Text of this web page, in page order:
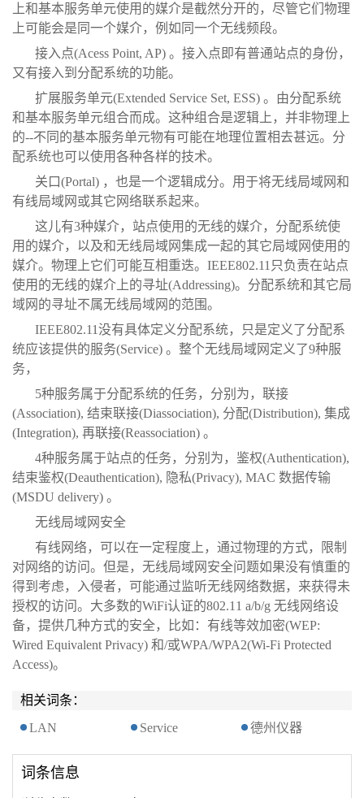
上和基本服务单元使用的媒介是截然分开的，尽管它们物理
上可能会是同一个媒介，例如同一个无线频段。
接入点(Acess Point, AP) 。接入点即有普通站点的身份，
又有接入到分配系统的功能。
扩展服务单元(Extended Service Set, ESS) 。由分配系统
和基本服务单元组合而成。这种组合是逻辑上，并非物理上
的--不同的基本服务单元物有可能在地理位置相去甚远。分
配系统也可以使用各种各样的技术。
关口(Portal) ，也是一个逻辑成分。用于将无线局域网和
有线局域网或其它网络联系起来。
这儿有3种媒介，站点使用的无线的媒介，分配系统使
用的媒介，以及和无线局域网集成一起的其它局域网使用的
媒介。物理上它们可能互相重迭。IEEE802.11只负责在站点
使用的无线的媒介上的寻址(Addressing)。分配系统和其它局
域网的寻址不属无线局域网的范围。
IEEE802.11没有具体定义分配系统，只是定义了分配系
统应该提供的服务(Service) 。整个无线局域网定义了9种服
务，
5种服务属于分配系统的任务，分别为，联接
(Association), 结束联接(Diassociation), 分配(Distribution), 集成
(Integration), 再联接(Reassociation) 。
4种服务属于站点的任务，分别为，鉴权(Authentication),
结束鉴权(Deauthentication), 隐私(Privacy), MAC 数据传输
(MSDU delivery) 。
无线局域网安全
有线网络，可以在一定程度上，通过物理的方式，限制
对网络的访问。但是，无线局域网安全问题如果没有慎重的
得到考虑，入侵者，可能通过监听无线网络数据，来获得未
授权的访问。大多数的WiFi认证的802.11 a/b/g 无线网络设
备，提供几种方式的安全，比如：有线等效加密(WEP:
Wired Equivalent Privacy) 和/或WPA/WPA2(Wi-Fi Protected
Access)。
相关词条：
LAN
Service 德州仪器
词条信息